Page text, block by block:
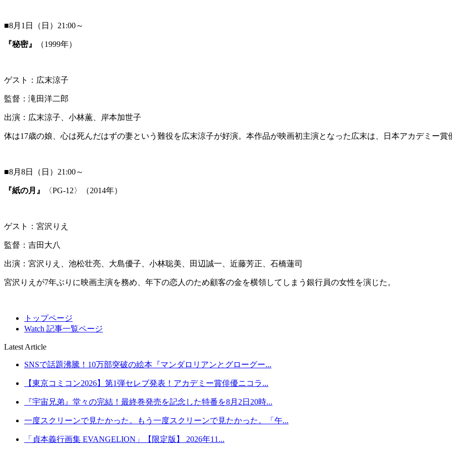
■8月1日（日）21:00～
『秘密』 （1999年）
ゲスト：広末涼子
監督：滝田洋二郎
出演：広末涼子、小林薫、岸本加世子
体は17歳の娘、心は死んだはずの妻という難役を広末涼子が好演。本作品が映画初主演となった広末は、日本アカデミー賞
■8月8日（日）21:00～
『紙の月』 〈PG-12〉（2014年）
ゲスト：宮沢りえ
監督：吉田大八
出演：宮沢りえ、池松壮亮、大島優子、小林聡美、田辺誠一、近藤芳正、石橋蓮司
宮沢りえが7年ぶりに映画主演を務め、年下の恋人のため顧客の金を横領してしまう銀行員の女性を演じた。
トップページ
Watch 記事一覧ページ
Latest Article
SNSで話題沸騰！10万部突破の絵本『マンダロリアンとグローグー...
【東京コミコン2026】第1弾セレブ発表！アカデミー賞俳優ニコラ...
『宇宙兄弟』堂々の完結！最終巻発売を記念した特番を8月2日20時...
一度スクリーンで見たかった。もう一度スクリーンで見たかった。「午...
「貞本義行画集 EVANGELION」【限定版】 2026年11...